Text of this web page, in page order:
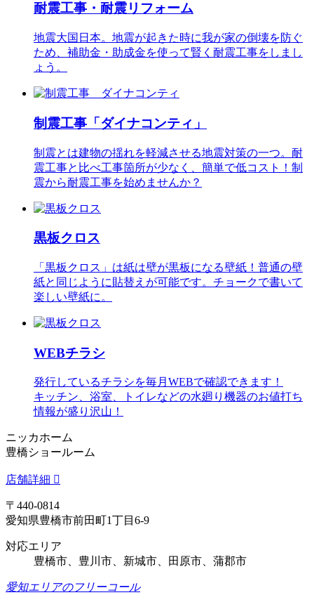
耐震工事・耐震リフォーム
地震大国日本。地震が起きた時に我が家の倒壊を防ぐ
ため、補助金・助成金を使って賢く耐震工事をしまし
ょう。
制震工事「ダイナコンティ」
制震とは建物の揺れを軽減させる地震対策の一つ。耐
震工事と比べ工事箇所が少なく、簡単で低コスト！制
震から耐震工事を始めませんか？
黒板クロス
「黒板クロス」は紙は壁が黒板になる壁紙！普通の壁
紙と同じように貼替えが可能です。チョークで書いて
楽しい壁紙に。
WEBチラシ
発行しているチラシを毎月WEBで確認できます！
キッチン、浴室、トイレなどの水廻り機器のお値打ち
情報が盛り沢山！
ニッカホーム
豊橋ショールーム
店舗詳細
〒440-0814
愛知県豊橋市前田町1丁目6-9
対応エリア
豊橋市、豊川市、新城市、田原市、蒲郡市
愛知エリアのフリーコール